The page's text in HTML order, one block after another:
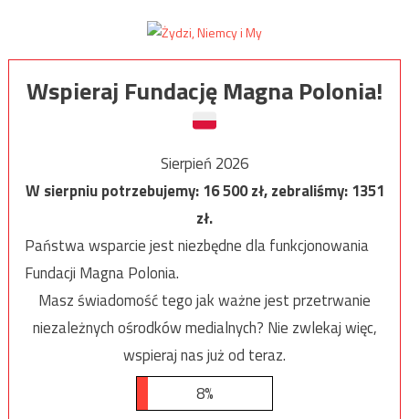
Wspieraj Fundację Magna Polonia!
Sierpień 2026
W sierpniu potrzebujemy:16 500zł, zebraliśmy:1351
zł.
Państwa wsparcie jest niezbędne dla funkcjonowania
Fundacji Magna Polonia.
Masz świadomość tego jak ważne jest przetrwanie
niezależnych ośrodków medialnych? Nie zwlekaj więc,
wspieraj nas już od teraz.
8%